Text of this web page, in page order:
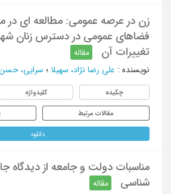
زن در عرصه عمومی: مطالعه ای در
فضاهای عمومی در دسترس زنان
تغییرات آن
مقاله
نویسنده : علی رضا نژاد، سهیلا ؛ سرایی،
چکیده کلیدواژه
مقالات مرتبط
دانلود
مناسبات دولت و جامعه از دیدگاه
شناسی
مقاله